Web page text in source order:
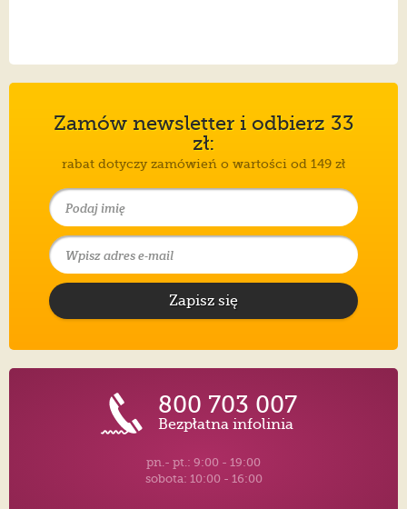
Zamów newsletter i odbierz 33
zł:
rabat dotyczy zamówień o wartości od 149 zł
Zapisz się
800 703 007
Bezpłatna infolinia
pn.- pt.: 9:00 - 19:00
sobota: 10:00 - 16:00